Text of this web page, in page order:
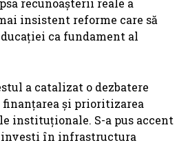
recunoașterii reale a
insistent reforme care să
ca fundament al
a catalizat o dezbatere
și prioritizarea
instituționale. S-a pus accent
investi în infrastructura